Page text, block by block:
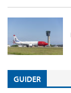
GUIDER